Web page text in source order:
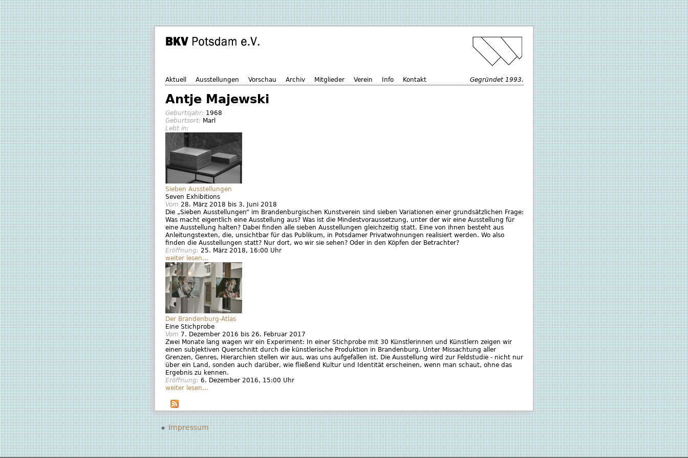
Aktuell Ausstellungen Vorschau Archiv Mitglieder Verein Info Kontakt Gegründet 1993.
Antje Majewski
Geburtsjahr: 1968
Geburtsort: Marl
Lebt in:
Sieben Ausstellungen
Seven Exhibitions
Vom 28. März 2018 bis 3. Juni 2018
Die „Sieben Ausstellungen“ im Brandenburgischen Kunstverein sind sieben Variationen einer grundsätzlichen Frage:
Was macht eigentlich eine Ausstellung aus? Was ist die Mindestvoraussetzung, unter der wir eine Ausstellung für
eine Ausstellung halten? Dabei finden alle sieben Ausstellungen gleichzeitig statt. Eine von ihnen besteht aus
Anleitungstexten, die, unsichtbar für das Publikum, in Potsdamer Privatwohnungen realisiert werden. Wo also
finden die Ausstellungen statt? Nur dort, wo wir sie sehen? Oder in den Köpfen der Betrachter?
Eröffnung: 25. März 2018, 16:00 Uhr
weiter lesen...
Der Brandenburg-Atlas
Eine Stichprobe
Vom 7. Dezember 2016 bis 26. Februar 2017
Zwei Monate lang wagen wir ein Experiment: In einer Stichprobe mit 30 Künstlerinnen und Künstlern zeigen wir
einen subjektiven Querschnitt durch die künstlerische Produktion in Brandenburg. Unter Missachtung aller
Grenzen, Genres, Hierarchien stellen wir aus, was uns aufgefallen ist. Die Ausstellung wird zur Feldstudie - nicht nur
über ein Land, sonden auch darüber, wie fließend Kultur und Identität erscheinen, wenn man schaut, ohne das
Ergebnis zu kennen.
Eröffnung: 6. Dezember 2016, 15:00 Uhr
weiter lesen...
Impressum